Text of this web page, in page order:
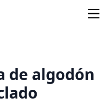
de algodón